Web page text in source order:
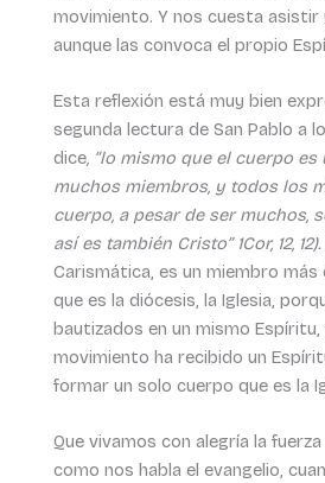
movimiento. Y nos cuesta asistir
aunque las convoca el propio
Esta reflexión está muy bien
segunda lectura de San Pablo a
dice, “lo mismo que el cuerpo es
muchos miembros, y todos los
cuerpo, a pesar de ser muchos,
así es también Cristo” 1Cor, 12, 12).
Carismática, es un miembro
que es la diócesis, la Iglesia,
bautizados en un mismo Espíritu,
movimiento ha recibido un
formar un solo cuerpo que es la
Que vivamos con alegría la
como nos habla el evangelio,